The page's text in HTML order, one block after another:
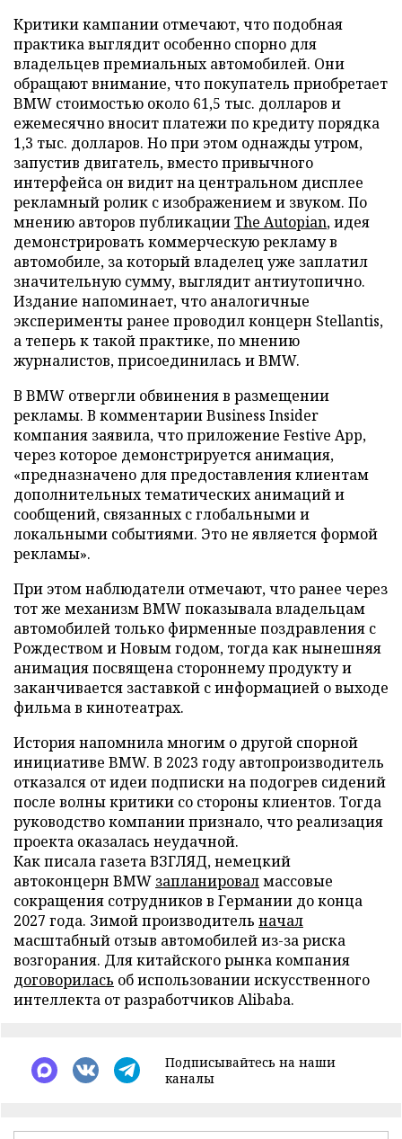
Критики кампании отмечают, что подобная
практика выглядит особенно спорно для
владельцев премиальных автомобилей. Они
обращают внимание, что покупатель приобретает
BMW стоимостью около 61,5 тыс. долларов и
ежемесячно вносит платежи по кредиту порядка
1,3 тыс. долларов. Но при этом однажды утром,
запустив двигатель, вместо привычного
интерфейса он видит на центральном дисплее
рекламный ролик с изображением и звуком. По
мнению авторов публикацииThe Autopian, идея
демонстрировать коммерческую рекламу в
автомобиле, за который владелец уже заплатил
значительную сумму, выглядит антиутопично.
Издание напоминает, что аналогичные
эксперименты ранее проводил концерн Stellantis,
а теперь к такой практике, по мнению
журналистов, присоединилась и BMW.
В BMW отвергли обвинения в размещении
рекламы. В комментарии Business Insider
компания заявила, что приложение Festive App,
через которое демонстрируется анимация,
«предназначено для предоставления клиентам
дополнительных тематических анимаций и
сообщений, связанных с глобальными и
локальными событиями. Это не является формой
рекламы».
При этом наблюдатели отмечают, что ранее через
тот же механизм BMW показывала владельцам
автомобилей только фирменные поздравления с
Рождеством и Новым годом, тогда как нынешняя
анимация посвящена стороннему продукту и
заканчивается заставкой с информацией о выходе
фильма в кинотеатрах.
История напомнила многим о другой спорной
инициативе BMW. В 2023 году автопроизводитель
отказался от идеи подписки на подогрев сидений
после волны критики со стороны клиентов. Тогда
руководство компании признало, что реализация
проекта оказалась неудачной.
Как писала газета ВЗГЛЯД, немецкий
автоконцерн BMW запланировалмассовые
сокращения сотрудников в Германии до конца
2027 года. Зимой производитель начал
масштабный отзыв автомобилей из-за риска
возгорания. Для китайского рынка компания
договорилась об использовании искусственного
интеллекта от разработчиков Alibaba.
Подписывайтесь на наши
каналы